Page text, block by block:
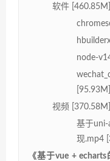
软件 [460.85M]
node-
[95.93M]
视频 [370.58M]
基于uni-
现.mp4
《基于vue +